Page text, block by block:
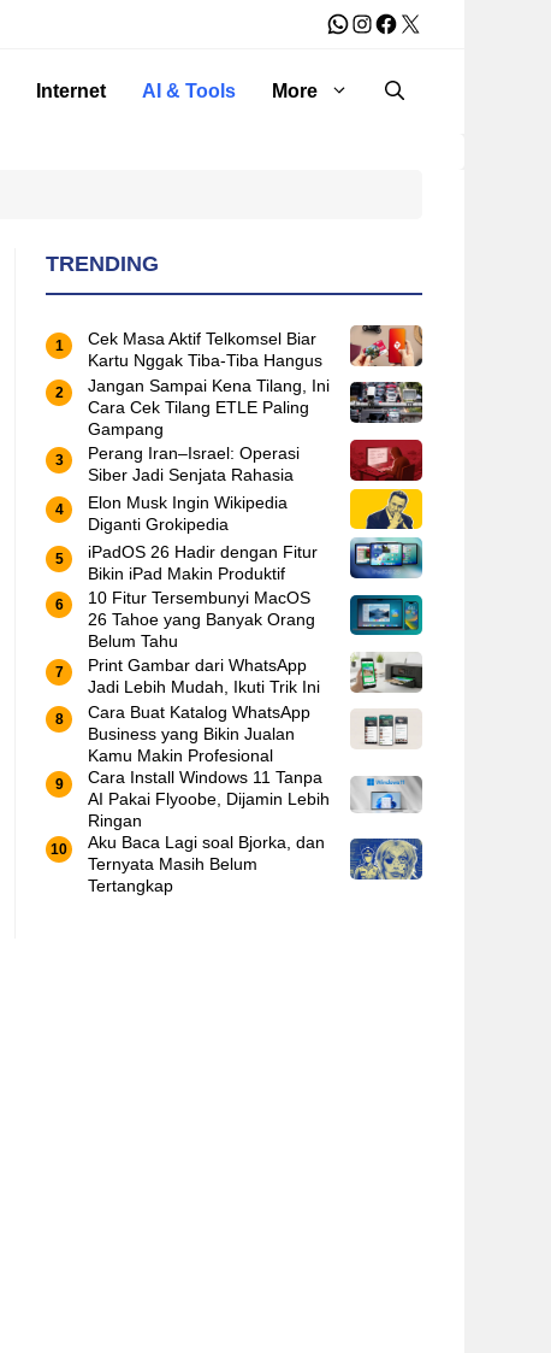
WhatsApp
Instagram
Facebook
X
Internet AI & Tools More
TRENDING
Cek Masa Aktif Telkomsel Biar
Kartu Nggak Tiba-Tiba Hangus
Jangan Sampai Kena Tilang, Ini
Cara Cek Tilang ETLE Paling
Gampang
Perang Iran–Israel: Operasi
Siber Jadi Senjata Rahasia
Elon Musk Ingin Wikipedia
Diganti Grokipedia
iPadOS 26 Hadir dengan Fitur
Bikin iPad Makin Produktif
10 Fitur Tersembunyi MacOS
26 Tahoe yang Banyak Orang
Belum Tahu
Print Gambar dari WhatsApp
Jadi Lebih Mudah, Ikuti Trik Ini
Cara Buat Katalog WhatsApp
Business yang Bikin Jualan
Kamu Makin Profesional
Cara Install Windows 11 Tanpa
AI Pakai Flyoobe, Dijamin Lebih
Ringan
Aku Baca Lagi soal Bjorka, dan
Ternyata Masih Belum
Tertangkap